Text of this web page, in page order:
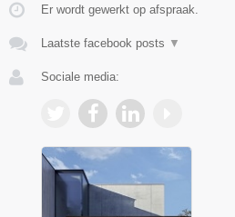
Er wordt gewerkt op afspraak.
Laatste facebook posts ▼
Sociale media: